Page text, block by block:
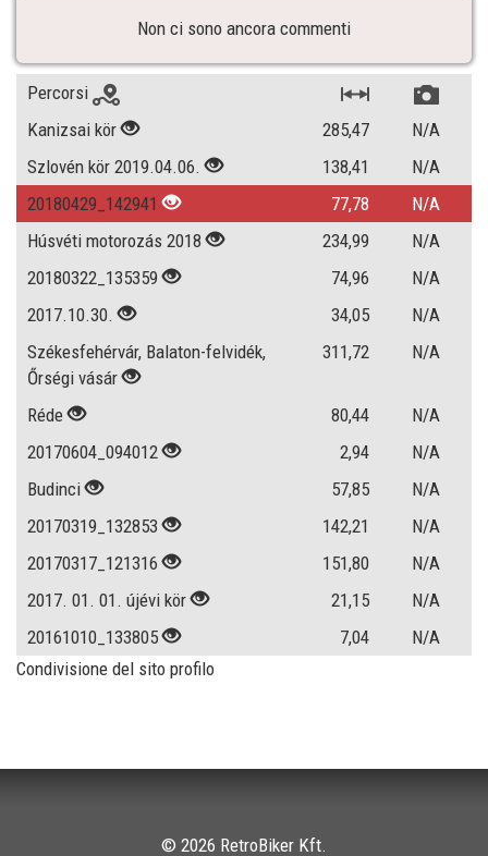
Non ci sono ancora commenti
Percorsi
Kanizsai kör
285,47
N/A
Szlovén kör 2019.04.06.
138,41
N/A
20180429_142941
77,78
N/A
Húsvéti motorozás 2018
234,99
N/A
20180322_135359
74,96
N/A
2017.10.30.
34,05
N/A
Székesfehérvár, Balaton-felvidék,
Őrségi vásár
311,72 N/A
Réde 80,44
N/A
20170604_094012
2,94
N/A
Budinci
57,85
N/A
20170319_132853
142,21
N/A
20170317_121316
151,80
N/A
2017. 01. 01. újévi kör
21,15
N/A
20161010_133805
7,04
N/A
Condivisione del sito profilo
© 2026 RetroBiker Kft.